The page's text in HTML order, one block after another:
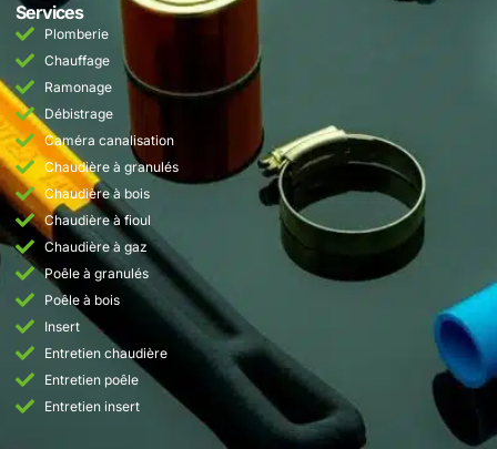
Services
Plomberie
Chauffage
Ramonage
Débistrage
Caméra canalisation
Chaudière à granulés
Chaudière à bois
Chaudière à fioul
Chaudière à gaz
Poêle à granulés
Poêle à bois
Insert
Entretien chaudière
Entretien poêle
Entretien insert